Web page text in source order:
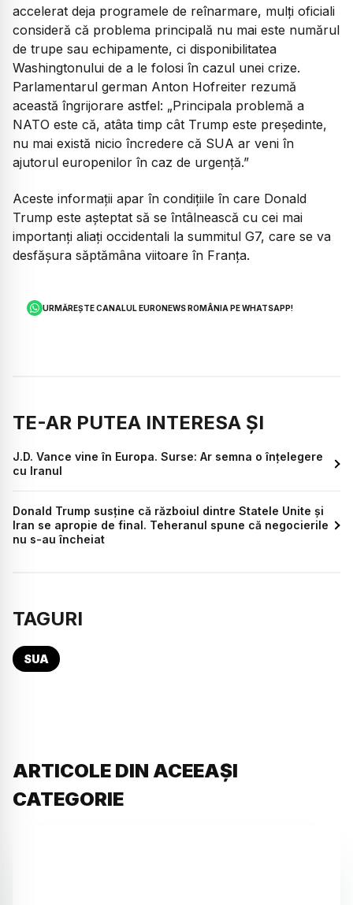
accelerat deja programele de reînarmare, mulți oficiali
consideră că problema principală nu mai este numărul
de trupe sau echipamente, ci disponibilitatea
Washingtonului de a le folosi în cazul unei crize.
Parlamentarul german Anton Hofreiter rezumă
această îngrijorare astfel: „Principala problemă a
NATO este că, atâta timp cât Trump este președinte,
nu mai există nicio încredere că SUA ar veni în
ajutorul europenilor în caz de urgență.”
Aceste informații apar în condițiile în care Donald
Trump este așteptat să se întâlnească cu cei mai
importanți aliați occidentali la summitul G7, care se va
desfășura săptămâna viitoare în Franța.
URMĂREȘTE CANALUL EURONEWS ROMÂNIA PE WHATSAPP!
TE-AR PUTEA INTERESA ȘI
J.D. Vance vine în Europa. Surse: Ar semna o înțelegere
cu Iranul
Donald Trump susține că războiul dintre Statele Unite și
Iran se apropie de final. Teheranul spune că negocierile
nu s-au încheiat
TAGURI
SUA
ARTICOLE DIN ACEEAȘI
CATEGORIE